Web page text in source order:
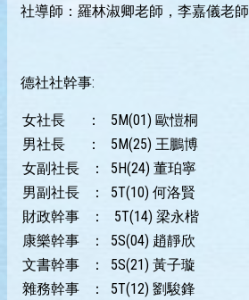
社導師：羅林淑卿老師，李嘉儀老師
德社社幹事:
女社長 ：
5M(01) 歐愷桐
男社長 ：
5M(25) 王鵬博
女副社長 ：
5H(24) 董珀寧
男副社長 ：
5T(10) 何洛賢
財政幹事 ：
5T(14) 梁永楷
康樂幹事 ：
5S(04) 趙靜欣
文書幹事 ：
5S(21) 黃子璇
雜務幹事 ：
5T(12) 劉駿鋒